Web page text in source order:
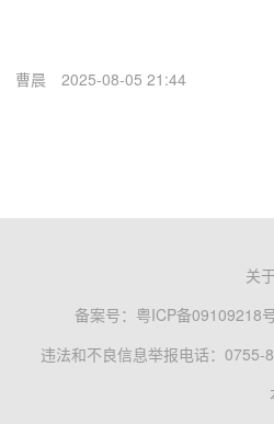
曹晨 2025-08-05 21:44
关
备案号： 粤ICP备09109218
违法和不良信息举报电话：0755-